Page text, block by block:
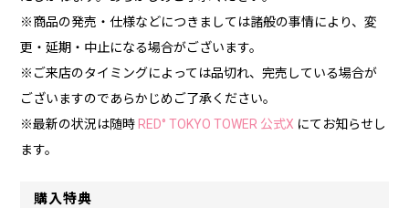
※商品の発売・仕様などにつきましては諸般の事情により、変
更・延期・中⽌になる場合がございます。
※ご来店のタイミングによっては品切れ、完売している場合が
ございますのであらかじめご了承ください。
※最新の状況は随時RED° TOKYO TOWER 公式X にてお知らせし
ます。
購入特典